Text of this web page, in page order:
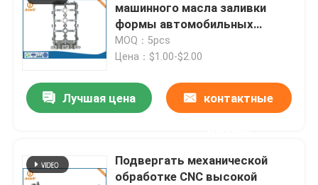
машинного масла заливки
формы автомобильных
деталей T5 T6
MOQ：5pcs
Цена：$1.00-$2.00
Лучшая цена контактные
Подвергать механической
обработке CNC высокой